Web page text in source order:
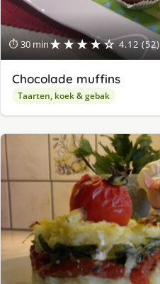
⏱ 30 min★★★★☆ 4.12 (52)
Chocolade muffins
Taarten, koek & gebak